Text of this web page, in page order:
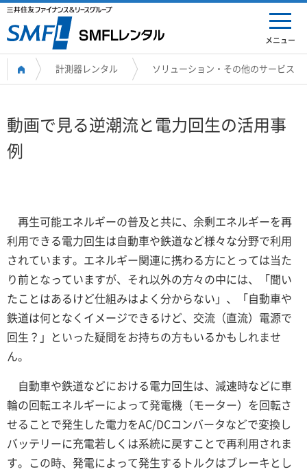
メニュー
計測器レンタル ソリューション・その他のサービス
動画で見る逆潮流と電力回生の活用事
例
再生可能エネルギーの普及と共に、余剰エネルギーを再
利用できる電力回生は自動車や鉄道など様々な分野で利用
されています。エネルギー関連に携わる方にとっては当た
り前となっていますが、それ以外の方々の中には、「聞い
たことはあるけど仕組みはよく分からない」、「自動車や
鉄道は何となくイメージできるけど、交流（直流）電源で
回生？」といった疑問をお持ちの方もいるかもしれませ
ん。
自動車や鉄道などにおける電力回生は、減速時などに車
輪の回転エネルギーによって発電機（モーター）を回転さ
せることで発生した電力をAC/DCコンバータなどで変換し
バッテリーに充電若しくは系統に戻すことで再利用されま
す。この時、発電によって発生するトルクはブレーキとし